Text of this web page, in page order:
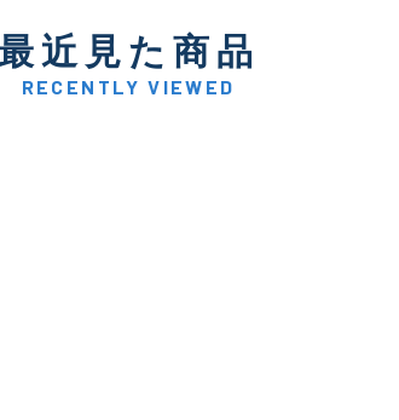
C-
い品
近見た商品
RECENTLY VIEWED